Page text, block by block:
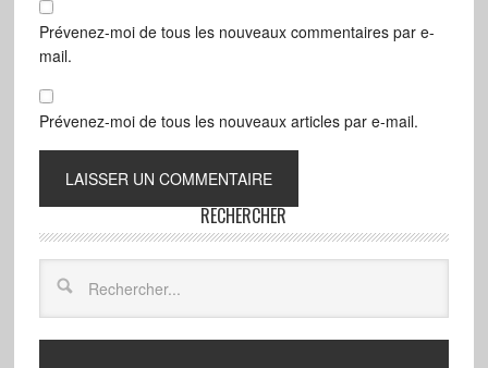
Prévenez-moi de tous les nouveaux commentaires par e-
mail.
Prévenez-moi de tous les nouveaux articles par e-mail.
RECHERCHER